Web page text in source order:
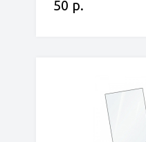
50 р.